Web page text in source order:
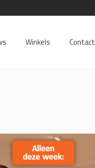
Winkels Contact